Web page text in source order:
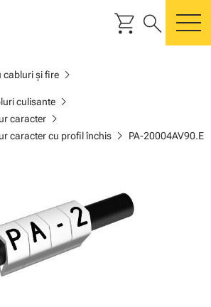
shopping_cart search
cabluri și firechevron_right
culisantechevron_right
caracterchevron_right
caracter cu profil închischevron_right PA-20004AV90.E